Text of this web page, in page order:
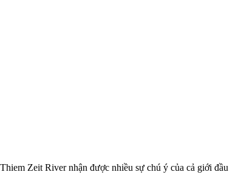
Zeit River nhận được nhiều sự chú ý của cả giới đầu